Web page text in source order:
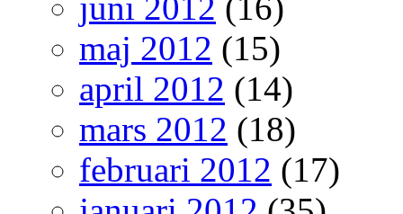
maj 2012 (15)
april 2012 (14)
mars 2012 (18)
februari 2012 (17)